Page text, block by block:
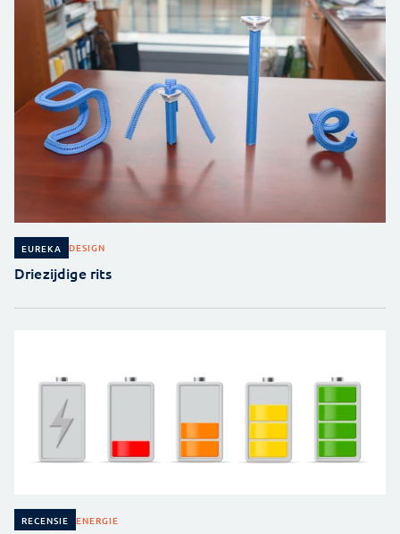
EUREKA DESIGN
Driezijdige rits
RECENSIE ENERGIE